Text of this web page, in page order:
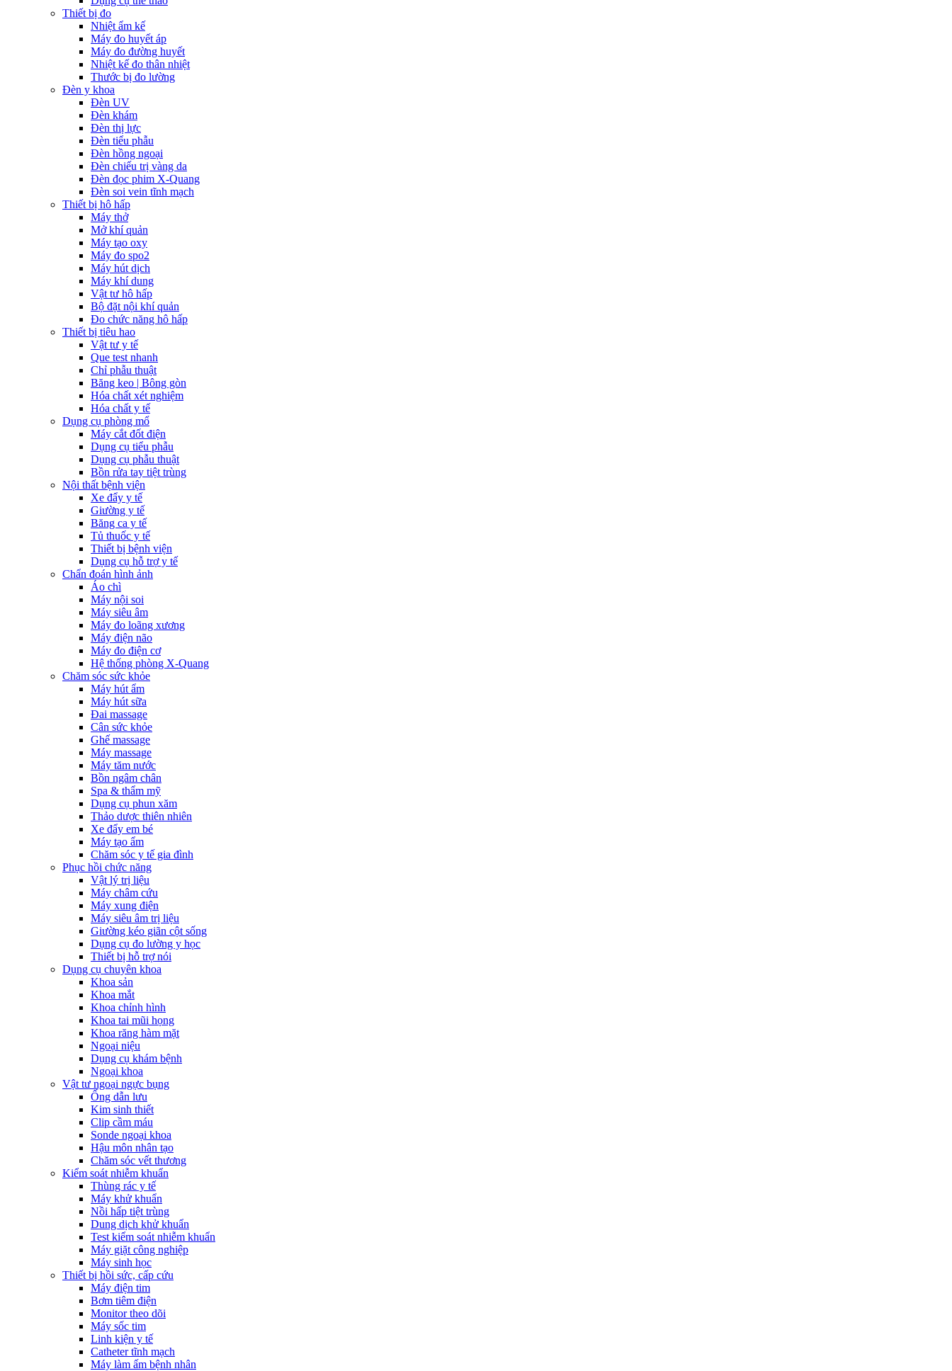
Thiết bị đo
Nhiệt ẩm kế
Máy đo huyết áp
Máy đo đường huyết
Nhiệt kế đo thân nhiệt
Thước bị đo lường
Đèn y khoa
Đèn UV
Đèn khám
Đèn thị lực
Đèn tiểu phẫu
Đèn hồng ngoại
Đèn chiếu trị vàng da
Đèn đọc phim X-Quang
Đèn soi vein tĩnh mạch
Thiết bị hô hấp
Máy thở
Mở khí quản
Máy tạo oxy
Máy đo spo2
Máy hút dịch
Máy khí dung
Vật tư hô hấp
Bộ đặt nội khí quản
Đo chức năng hô hấp
Thiết bị tiêu hao
Vật tư y tế
Que test nhanh
Chỉ phẫu thuật
Băng keo | Bông gòn
Hóa chất xét nghiệm
Hóa chất y tế
Dụng cụ phòng mổ
Máy cắt đốt điện
Dụng cụ tiểu phẫu
Dụng cụ phẫu thuật
Bồn rửa tay tiệt trùng
Nội thất bệnh viện
Xe đẩy y tế
Giường y tế
Băng ca y tế
Tủ thuốc y tế
Thiết bị bệnh viện
Dụng cụ hỗ trợ y tế
Chẩn đoán hình ảnh
Áo chì
Máy nội soi
Máy siêu âm
Máy đo loãng xương
Máy điện não
Máy đo điện cơ
Hệ thống phòng X-Quang
Chăm sóc sức khỏe
Máy hút ẩm
Máy hút sữa
Đai massage
Cân sức khỏe
Ghế massage
Máy massage
Máy tăm nước
Bồn ngâm chân
Spa & thẩm mỹ
Dụng cụ phun xăm
Thảo dược thiên nhiên
Xe đẩy em bé
Máy tạo ẩm
Chăm sóc y tế gia đình
Phục hồi chức năng
Vật lý trị liệu
Máy châm cứu
Máy xung điện
Máy siêu âm trị liệu
Giường kéo giãn cột sống
Dụng cụ đo lường y học
Thiết bị hỗ trợ nói
Dụng cụ chuyên khoa
Khoa sản
Khoa mắt
Khoa chỉnh hình
Khoa tai mũi họng
Khoa răng hàm mặt
Ngoại niệu
Dụng cụ khám bệnh
Ngoại khoa
Vật tư ngoại ngực bụng
Ống dẫn lưu
Kim sinh thiết
Clip cầm máu
Sonde ngoại khoa
Hậu môn nhân tạo
Chăm sóc vết thương
Kiểm soát nhiễm khuẩn
Thùng rác y tế
Máy khử khuẩn
Nồi hấp tiệt trùng
Dung dịch khử khuẩn
Test kiểm soát nhiễm khuẩn
Máy giặt công nghiệp
Máy sinh học
Thiết bị hồi sức, cấp cứu
Máy điện tim
Bơm tiêm điện
Monitor theo dõi
Máy sốc tim
Linh kiện y tế
Catheter tĩnh mạch
Máy làm ấm bệnh nhân